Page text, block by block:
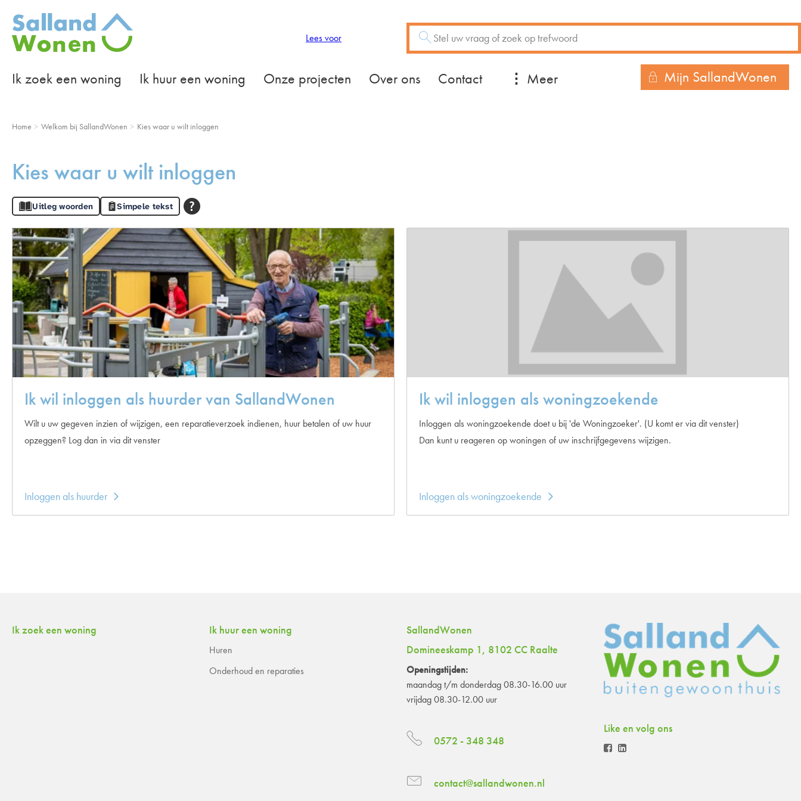
Naar de homepage
Ik zoek een woning Ik huur een woning Onze projecten Over ons Contact Meer
Lees voor Zoeken
Vraag of trefwoord
Mijn SallandWonen
Home Welkom bij SallandWonen Kies waar u wilt inloggen
Kies waar u wilt inloggen
Uitleg woorden Simpele tekst
Ik wil inloggen als huurder van SallandWonen
Wilt u uw gegeven inzien of wijzigen, een reparatieverzoek indienen, huur betalen of uw huur
opzeggen? Log dan in via dit venster
Inloggen als huurder
Ik wil inloggen als woningzoekende
Inloggen als woningzoekende doet u bij 'de Woningzoeker'. (U komt er via dit venster)
Dan kunt u reageren op woningen of uw inschrijfgegevens wijzigen.
Inloggen als woningzoekende
Contactinformatie
Ik zoek een woning Ik huur een woning
Huren
Onderhoud en reparaties
SallandWonen
Domineeskamp 1, 8102 CC Raalte
Openingstijden:
maandag t/m donderdag 08.30-16.00 uur
vrijdag 08.30-12.00 uur
0572 - 348 348
contact@sallandwonen.nl
Like en volg ons